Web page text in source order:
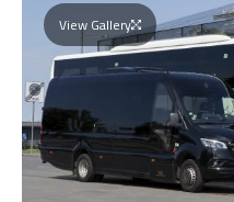
View Gallery